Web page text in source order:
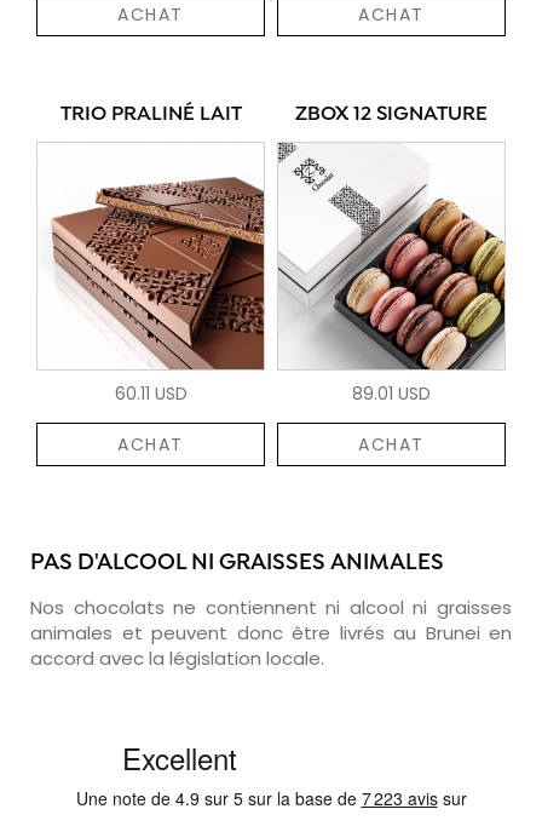
ACHAT ACHAT
TRIO PRALINÉ LAIT
60.11 USD
ACHAT
ZBOX 12 SIGNATURE
89.01 USD
ACHAT
PAS D'ALCOOL NI GRAISSES ANIMALES
Nos chocolats ne contiennent ni alcool ni graisses
animales et peuvent donc être livrés au Brunei en
accord avec la législation locale.